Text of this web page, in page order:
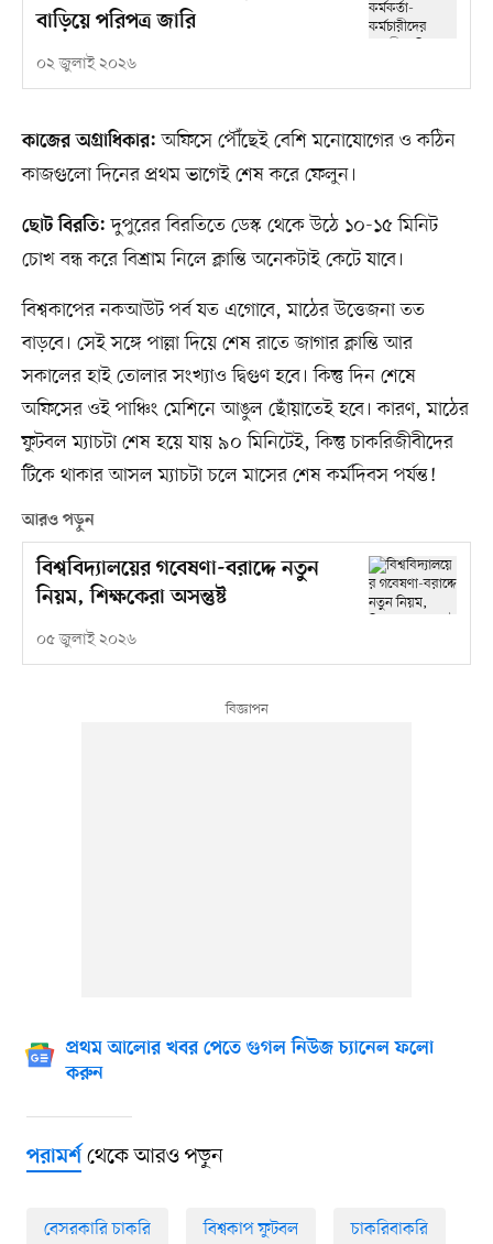
বাড়িয়ে পরিপত্র জারি
০২ জুলাই ২০২৬
কাজের অগ্রাধিকার: অফিসে পৌঁছেই বেশি মনোযোগের ও কঠিন
কাজগুলো দিনের প্রথম ভাগেই শেষ করে ফেলুন।
ছোট বিরতি: দুপুরের বিরতিতে ডেস্ক থেকে উঠে ১০-১৫ মিনিট
চোখ বন্ধ করে বিশ্রাম নিলে ক্লান্তি অনেকটাই কেটে যাবে।
বিশ্বকাপের নকআউট পর্ব যত এগোবে, মাঠের উত্তেজনা তত
বাড়বে। সেই সঙ্গে পাল্লা দিয়ে শেষ রাতে জাগার ক্লান্তি আর
সকালের হাই তোলার সংখ্যাও দ্বিগুণ হবে। কিন্তু দিন শেষে
অফিসের ওই পাঞ্চিং মেশিনে আঙুল ছোঁয়াতেই হবে। কারণ, মাঠের
ফুটবল ম্যাচটা শেষ হয়ে যায় ৯০ মিনিটেই, কিন্তু চাকরিজীবীদের
টিকে থাকার আসল ম্যাচটা চলে মাসের শেষ কর্মদিবস পর্যন্ত!
আরও পড়ুন
বিশ্ববিদ্যালয়ের গবেষণা-বরাদ্দে নতুন
নিয়ম, শিক্ষকেরা অসন্তুষ্ট
০৫ জুলাই ২০২৬
প্রথম আলোর খবর পেতে গুগল নিউজ চ্যানেল ফলো
করুন
পরামর্শথেকে আরও পড়ুন
বেসরকারি চাকরি বিশ্বকাপ ফুটবল চাকরিবাকরি